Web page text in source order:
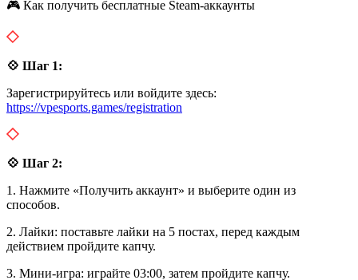
🎮 Как получить бесплатные Steam-аккаунты
💠 Шаг 1:
Зарегистрируйтесь или войдите здесь:
https://vpesports.games/registration
💠 Шаг 2:
1. Нажмите «Получить аккаунт» и выберите один из
способов.
2. Лайки: поставьте лайки на 5 постах, перед каждым
действием пройдите капчу.
3. Мини-игра: играйте 03:00, затем пройдите капчу.